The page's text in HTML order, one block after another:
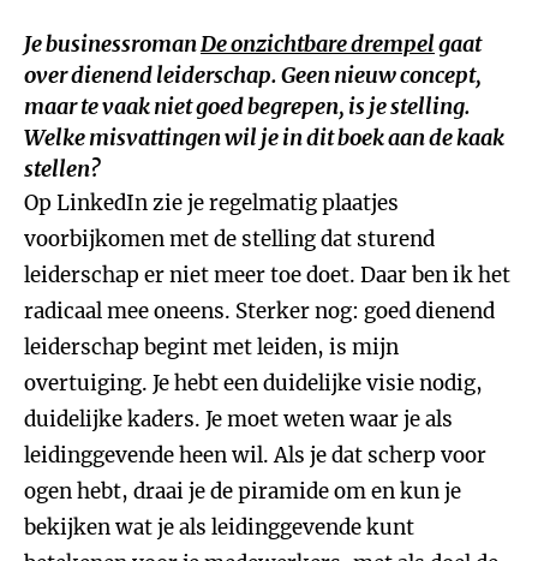
Je businessromanDe onzichtbare drempelgaat
over dienend leiderschap. Geen nieuw concept,
maar te vaak niet goed begrepen, is je stelling.
Welke misvattingen wil je in dit boek aan de kaak
stellen?
Op LinkedIn zie je regelmatig plaatjes
voorbijkomen met de stelling dat sturend
leiderschap er niet meer toe doet. Daar ben ik het
radicaal mee oneens. Sterker nog: goed dienend
leiderschap begint met leiden, is mijn
overtuiging. Je hebt een duidelijke visie nodig,
duidelijke kaders. Je moet weten waar je als
leidinggevende heen wil. Als je dat scherp voor
ogen hebt, draai je de piramide om en kun je
bekijken wat je als leidinggevende kunt